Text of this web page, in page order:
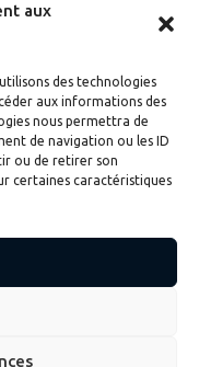
aux
des technologies
aux informations des
nous permettra de
de navigation ou les ID
ou de retirer son
certaines caractéristiques
Développement